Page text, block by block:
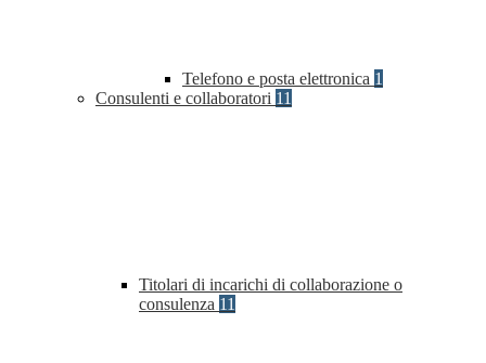
Telefono e posta elettronica 1
Consulenti e collaboratori 11
Titolari di incarichi di collaborazione o
consulenza 11